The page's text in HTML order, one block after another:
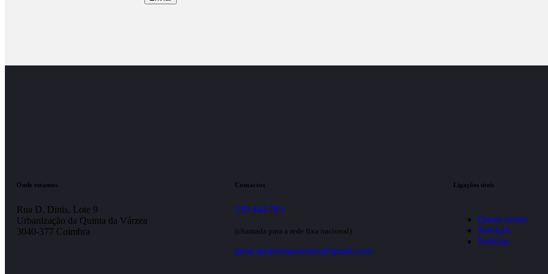
Onde estamos
Rua D. Dinis, Lote 9
Urbanização da Quinta da Várzea
3040-377 Coimbra
Contactos
239 444 783
(chamada para a rede fixa nacional)
geral.apojoviaposenior@gmail.com
Ligações úteis
Quem somos
Serviços
Notícias